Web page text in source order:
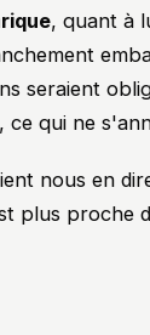
, quant à
seraient
qui ne
nous en
plus proche